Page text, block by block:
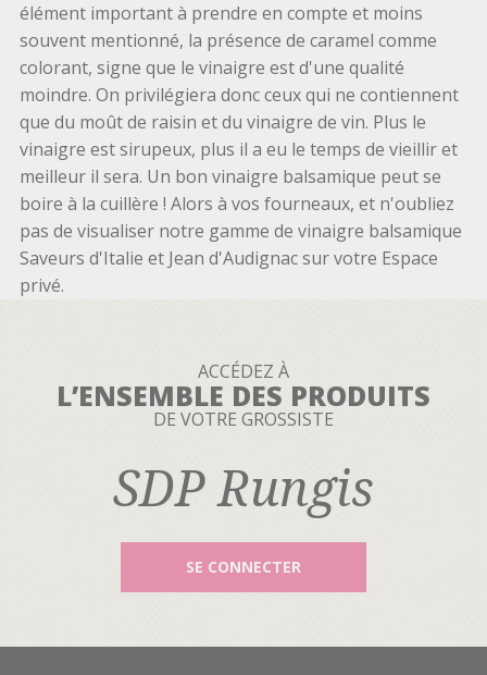
élément important à prendre en compte et moins
souvent mentionné, la présence de caramel comme
colorant, signe que le vinaigre est d'une qualité
moindre. On privilégiera donc ceux qui ne contiennent
que du moût de raisin et du vinaigre de vin. Plus le
vinaigre est sirupeux, plus il a eu le temps de vieillir et
meilleur il sera. Un bon vinaigre balsamique peut se
boire à la cuillère ! Alors à vos fourneaux, et n'oubliez
pas de visualiser notre gamme de vinaigre balsamique
Saveurs d'Italie et Jean d'Audignac sur votre Espace
privé.
ACCÉDEZ À
L’ENSEMBLE DES PRODUITS
DE VOTRE GROSSISTE
SDP Rungis
SE CONNECTER